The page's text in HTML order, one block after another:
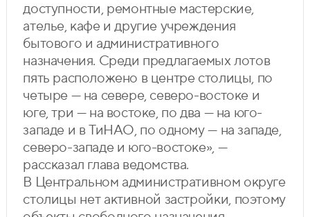
доступности, ремонтные мастерские,
ателье, кафе и другие учреждения
бытового и административного
назначения. Среди предлагаемых лотов
пять расположено в центре столицы, по
четыре — на севере, северо-востоке и
юге, три — на востоке, по два — на юго-
западе и в ТиНАО, по одному — на западе,
северо-западе и юго-востоке», —
рассказал глава ведомства.
В Центральном административном округе
столицы нет активной застройки, поэтому